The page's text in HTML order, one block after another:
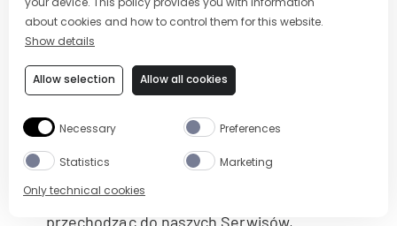
about cookies and how to control them for this website.
Show details
Only technical cookies
Allow selection Allow all cookies
Necessary Preferences
Statistics Marketing
uwagę, że nasze systemy mogą również
rejestrować dane osobowe wpisywane przez
użytkownika na naszych stronach
internetowych i w innych Serwisach online,
nawet jeżeli użytkownik nie zdecyduje się ich
przesłać.
Dane analityczne:
w tym ścieżkę
elektroniczną, którą użytkownik pokonuje
przechodząc do naszych Serwisów,